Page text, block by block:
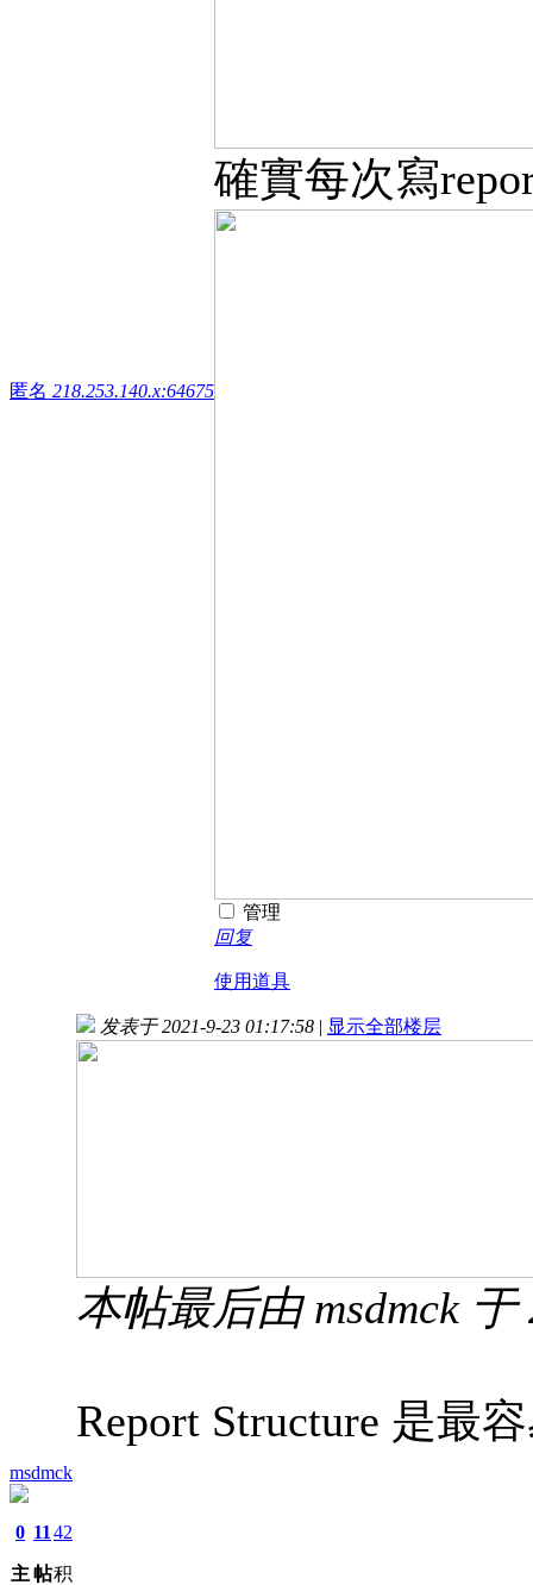
匿名 218.253.140.x:64675
確實每次寫
管理
回复
使用道具
msdmck
0
主
11
帖
42
积
发表于 2021-9-23 01:17:58 | 显示全部楼层
本帖最后由 msdmck
Report Structure 是最